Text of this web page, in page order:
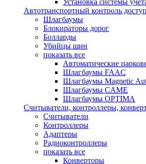
Автотранспортный контроль
Шлагбаумы
Блокираторы дорог
Болларды
Убийцы шин
показать все
Автоматические
Шлагбаумы FAAC
Шлагбаумы Magnetic
Шлагбаумы CAME
Шлагбаумы OPTIMA
Считыватели, контроллеры,
Считыватели
Контроллеры
Адаптеры
Радиоконтроллеры
показать все
Конверторы